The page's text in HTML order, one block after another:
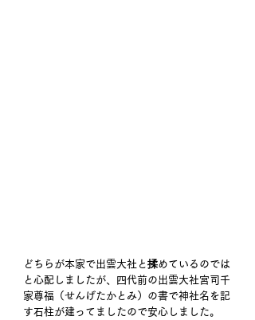
どちらが本家で出雲大社と揉めているのでは
と心配しましたが、四代前の出雲大社宮司千
家尊福（せんげたかとみ）の書で神社名を記
す石柱が建ってましたので安心しました。